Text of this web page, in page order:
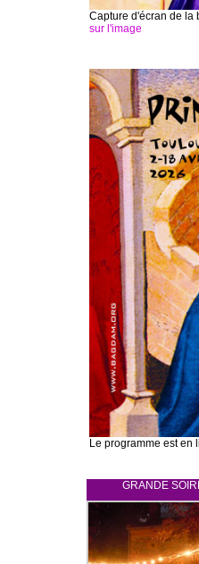
Capture d'écran de la
sur l'image
Le programme est en
GRANDE